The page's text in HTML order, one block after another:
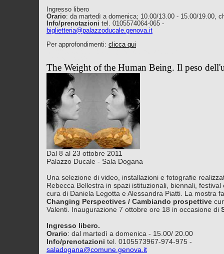
Ingresso libero
Orario: da martedì a domenica; 10.00/13.00 - 15.00/19.00,
Info/prenotazioni tel. 0105574064-065 -
biglietteria@palazzoducale.genova.it
Per approfondimenti: clicca qui
The Weight of the Human Being. Il peso
Dal 8 al 23 ottobre 2011
Palazzo Ducale - Sala Dogana
Una selezione di video, installazioni e fotografie
Rebecca Bellestra in spazi istituzionali, biennali, festival
cura di Daniela Legotta e Alessandra Piatti. La mostra
Changing Perspectives / Cambiando prospettive
Valenti. Inaugurazione 7 ottobre ore 18 in occasione di
Ingresso libero.
Orario: dal martedì a domenica - 15.00/ 20.00
Info/prenotazioni tel. 0105573967-974-975 -
saladogana@comune.genova.it